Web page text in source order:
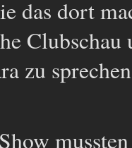
das dort
Clubschau
zu
mussten